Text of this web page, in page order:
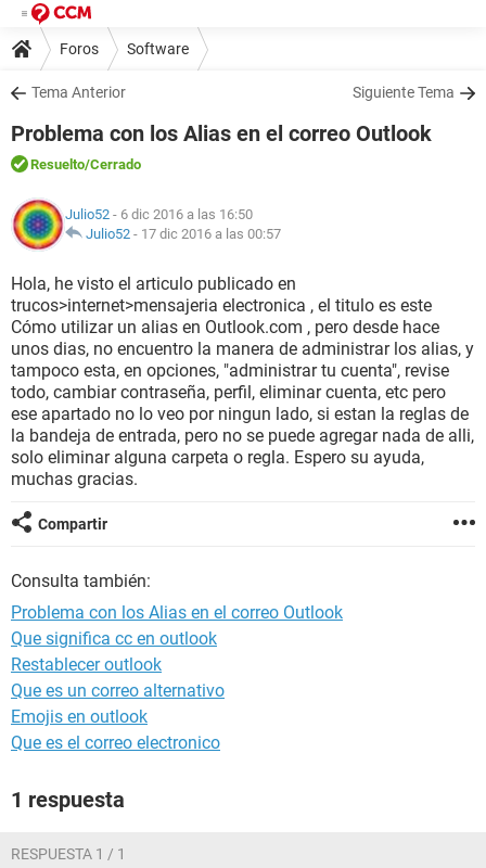
Foros Software
Tema Anterior Siguiente Tema
Problema con los Alias en el correo Outlook
Resuelto/Cerrado
Julio52 - 6 dic 2016 a las 16:50
Julio52 - 17 dic 2016 a las 00:57
Hola, he visto el articulo publicado en
trucos>internet>mensajeria electronica , el titulo es este
Cómo utilizar un alias en Outlook.com , pero desde hace
unos dias, no encuentro la manera de administrar los alias, y
tampoco esta, en opciones, "administrar tu cuenta", revise
todo, cambiar contraseña, perfil, eliminar cuenta, etc pero
ese apartado no lo veo por ningun lado, si estan la reglas de
la bandeja de entrada, pero no se puede agregar nada de alli,
solo eliminar alguna carpeta o regla. Espero su ayuda,
muchas gracias.
Compartir
Consulta también:
Problema con los Alias en el correo Outlook
Que significa cc en outlook
Restablecer outlook
Que es un correo alternativo
Emojis en outlook
Que es el correo electronico
1 respuesta
RESPUESTA 1 / 1